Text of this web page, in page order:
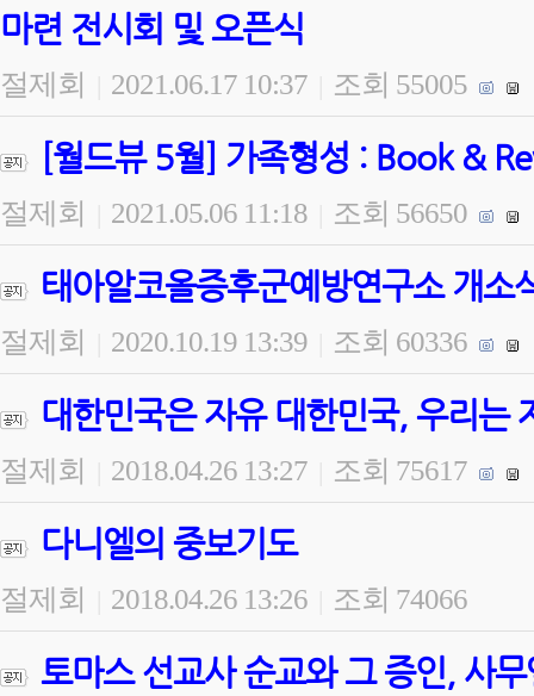
마련 전시회 및 오픈식
절제회 2021.06.17 10:37 조회 55005
[월드뷰 5월] 가족형성 : Book &
절제회 2021.05.06 11:18 조회 56650
태아알코올증후군예방연구소 개소
절제회 2020.10.19 13:39 조회 60336
대한민국은 자유 대한민국, 우리는
절제회 2018.04.26 13:27 조회 75617
다니엘의 중보기도
절제회 2018.04.26 13:26 조회 74066
토마스 선교사 순교와 그 증인, 사